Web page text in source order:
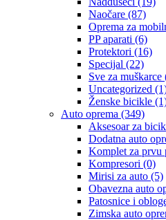
Naočare (87)
Oprema za
PP aparati (6)
Protektori (16)
Specijal (22)
Sve za muškarce
Uncategorized
Ženske bicikle
Auto oprema (349)
Aksesoar za
Dodatna auto
Komplet za prvu
Kompresori (0)
Mirisi za auto (5)
Obavezna auto
Patosnice i
Zimska auto